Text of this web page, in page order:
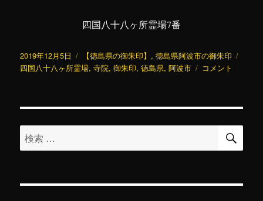
四国八十八ヶ所霊場7番
投
稿
2019年12月5日
カ
テ
ー
【徳島県の御朱印】 ,徳島県阿波市の御朱印
四国八十八ヶ所霊場,寺院,御朱印,徳島県,阿波市
十
に
コメント
検
索:
検